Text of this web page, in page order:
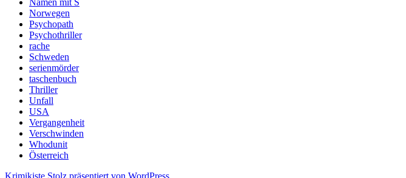
Namen mit S
Norwegen
Psychopath
Psychothriller
rache
Schweden
serienmörder
taschenbuch
Thriller
Unfall
USA
Vergangenheit
Verschwinden
Whodunit
Österreich